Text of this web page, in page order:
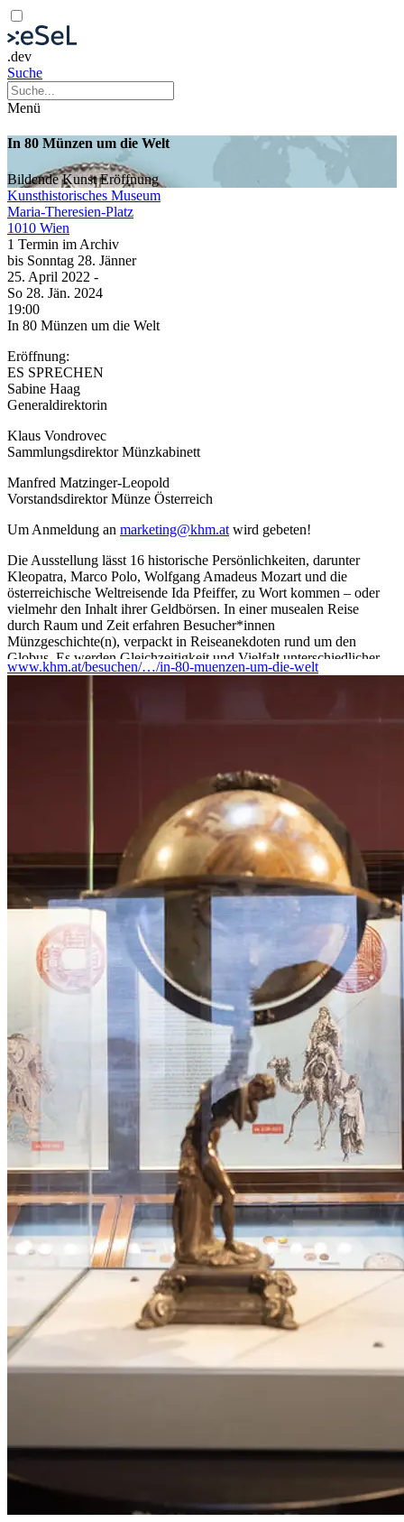
.dev
Suche
Menü
In 80 Münzen um die Welt
Bildende KunstEröffnung
Kunsthistorisches Museum
Maria-Theresien-Platz
1010 Wien
1 Termin im Archiv
bis Sonntag 28. Jänner
25. April 2022 -
So 28. Jän. 2024
19:00
In 80 Münzen um die Welt
Eröffnung:
ES SPRECHEN
Sabine Haag
Generaldirektorin
Klaus Vondrovec
Sammlungsdirektor Münzkabinett
Manfred Matzinger-Leopold
Vorstandsdirektor Münze Österreich
Um Anmeldung an marketing@khm.at wird gebeten!
Die Ausstellung lässt 16 historische Persönlichkeiten, darunter
Kleopatra, Marco Polo, Wolfgang Amadeus Mozart und die
österreichische Weltreisende Ida Pfeiffer, zu Wort kommen – oder
vielmehr den Inhalt ihrer Geldbörsen. In einer musealen Reise
durch Raum und Zeit erfahren Besucher*innen
Münzgeschichte(n), verpackt in Reiseanekdoten rund um den
Globus. Es werden Gleichzeitigkeit und Vielfalt unterschiedlicher
Währungen dargestellt. Mit welchen Münzen bezahlte man auf
Goldrausch herrschte? Ida Pfeiffer hat darauf eine Antwort. Sie
Münzen gelten heute als historische Dokumente, die Zeugnis von
vergangenen Kulturen ablegen. Seit ihrer Erfindung vor beinahe
2.700 Jahren sind sie einerseits in ihrer Funktion als Geld
unverzichtbar, andererseits trugen sie als erstes Massenmedium
der Geschichte Bilder und Aufschriften bis in ferne Länder. Wer
eine Münze richtig lesen kann, sieht mehr als ein kleines Stück
Metall. Bei genauerer Betrachtung hält man ein ganzes Land,
seine Kultur und seine Geschichte in der Hand. Die Ausstellung
zeigt auf überraschende und humorvolle Weise, dass Münzen von
der Antike bis zur Gegenwart zu den stillen Wegbegleitern von
Reisenden gehören.
Eine Teilnahme ist nur nach bestätigter Anmeldung möglich. Es
gelten die am 25. April 2022 gültigen Covid-19-Richtlinien.
www.khm.at/besuchen/…/in-80-muenzen-um-die-welt